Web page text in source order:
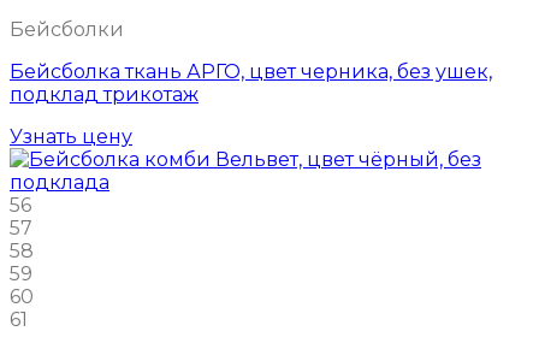
Бейсболки
Бейсболка ткань АРГО, цвет черника, без ушек,
подклад трикотаж
Узнать цену
56
57
58
59
60
61